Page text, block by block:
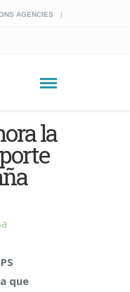
AGENCIES
la
que